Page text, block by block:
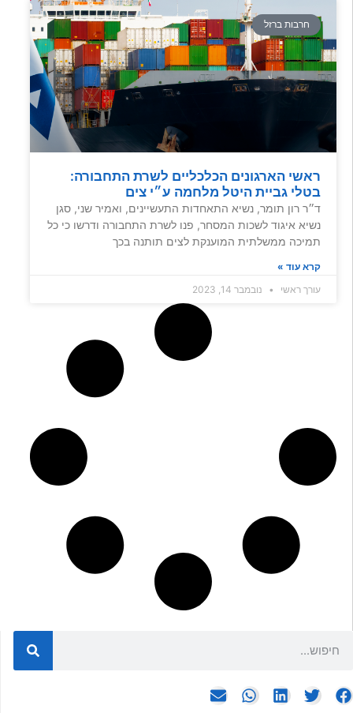
חרבות ברזל
ראשי הארגונים הכלכליים לשרת התחבורה:
בטלי גביית היטל מלחמה ע״י צים
ד״ר רון תומר, נשיא התאחדות התעשיינים, ואמיר שני, סגן
נשיא איגוד לשכות המסחר, פנו לשרת התחבורה ודרשו כי כל
תמיכה ממשלתית המוענקת לצים תותנה בכך
קרא עוד »
עורך ראשי
נובמבר 14, 2023